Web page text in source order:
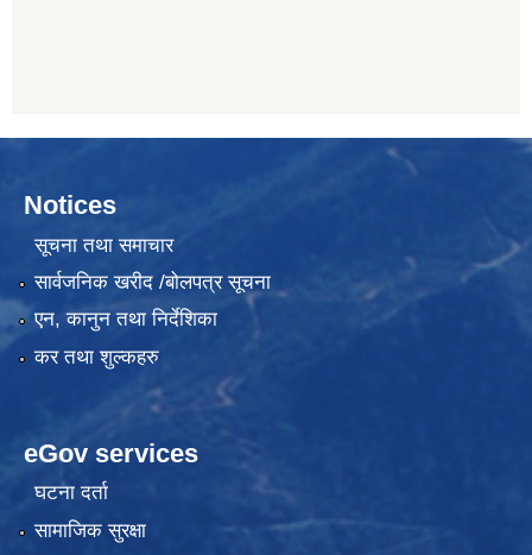
Notices
सूचना तथा समाचार
सार्वजनिक खरीद /बोलपत्र सूचना
एन, कानुन तथा निर्देशिका
कर तथा शुल्कहरु
eGov services
घटना दर्ता
सामाजिक सुरक्षा